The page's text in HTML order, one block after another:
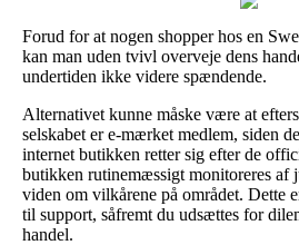
Forud for at nogen shopper hos en
kan man uden tvivl overveje dens
undertiden ikke videre spændende.
Alternativet kunne måske være at
selskabet er e-mærket medlem, siden
internet butikken retter sig efter de
butikken rutinemæssigt monitoreres af
viden om vilkårene på området. Dette
til support, såfremt du udsættes for
handel.